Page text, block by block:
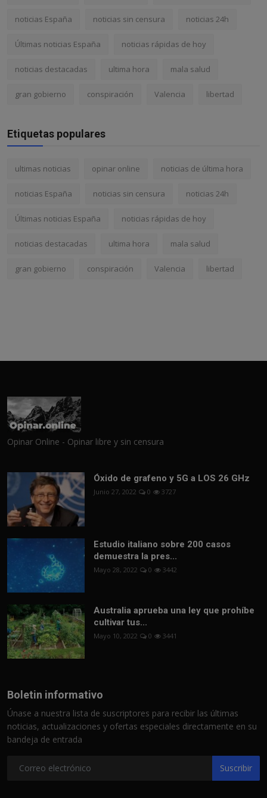
noticias España noticias sin censura noticias 24h
Últimas noticias España noticias rápidas de hoy
noticias destacadas ultima hora mala salud
gran gobierno conspiración Valencia libertad
Etiquetas populares
ultimas noticias opinar online noticias de última hora
noticias España noticias sin censura noticias 24h
Últimas noticias España noticias rápidas de hoy
noticias destacadas ultima hora mala salud
gran gobierno conspiración Valencia libertad
Opinar Online - Opinar libre y sin censura
Óxido de grafeno y 5G a LOS 26 GHz
Junio 27, 2022 0 3727
Estudio italiano sobre 200 casos
demuestra la pres...
Mayo 28, 2022 0 3442
Australia aprueba una ley que prohíbe
cultivar tus...
Mayo 10, 2022 0 3441
Boletin informativo
Únase a nuestra lista de suscriptores para recibir las últimas
noticias, actualizaciones y ofertas especiales directamente en su
bandeja de entrada
Suscribir